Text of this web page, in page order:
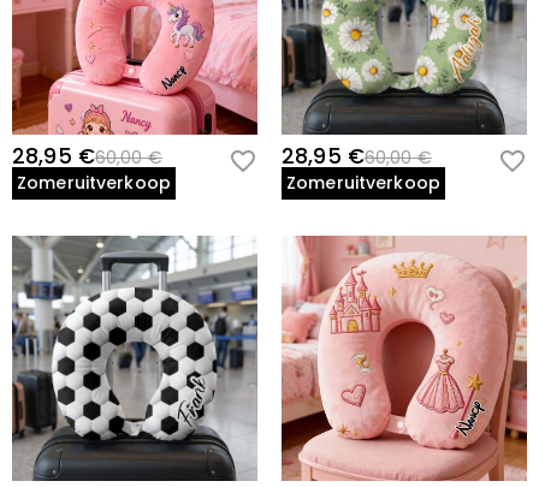
28,95 €60,00 €
Zomeruitverkoop
28,95 €60,00 €
Zomeruitverkoop